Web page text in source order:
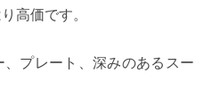
高価です。
プレート、深みのあるスー